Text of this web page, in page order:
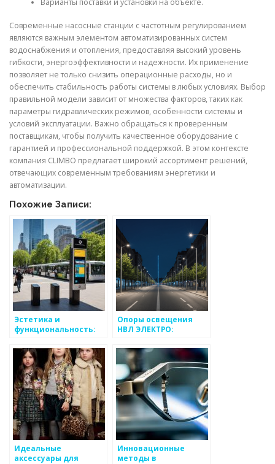
Современные насосные станции с частотным регулированием
являются важным элементом автоматизированных систем
водоснабжения и отопления, предоставляя высокий уровень
гибкости, энергоэффективности и надежности. Их применение
позволяет не только снизить операционные расходы, но и
обеспечить стабильность работы системы в любых условиях. Выбор
правильной модели зависит от множества факторов, таких как
параметры гидравлических режимов, особенности системы и
условий эксплуатации. Важно обращаться к проверенным
поставщикам, чтобы получить качественное оборудование с
гарантией и профессиональной поддержкой. В этом контексте
компания CLIMBO предлагает широкий ассортимент решений,
отвечающих современным требованиям энергетики и
автоматизации.
Похожие Записи:
Эстетика и
функциональность:
стойки и
инновационные
решения для
городской среды
Опоры освещения
НВЛ ЭЛЕКТРО:
для уличного
освещения
Идеальные
аксессуары для
Инновационные
методы в